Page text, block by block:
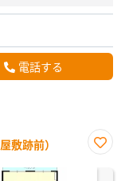
電話する
敷跡前）
に入